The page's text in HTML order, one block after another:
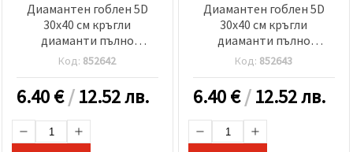
Диамантен гоблен 5D
30x40 см кръгли
диаманти пълно
облепяне -Количка с
GLD63383
Код: 852642
6.40€/12.52 лв.
Диамантен гоблен 5D
30x40 см кръгли
диаманти пълно
облепяне -Натюрморт с
Код: 852643
6.40€/12.52 лв.